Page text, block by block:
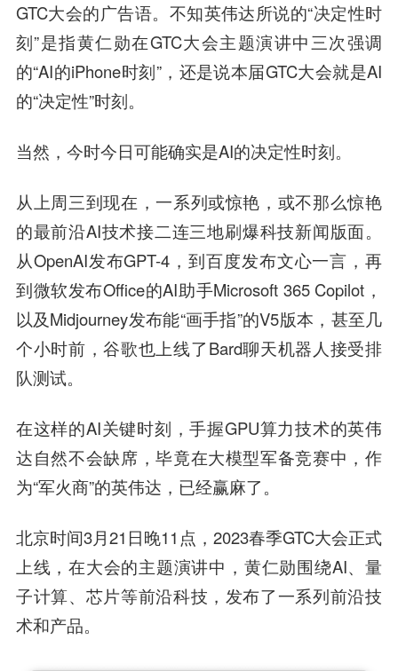
GTC大会的广告语。不知英伟达所说的“决定性时
刻”是指黄仁勋在GTC大会主题演讲中三次强调
的“AI的iPhone时刻”，还是说本届GTC大会就是AI
的“决定性”时刻。
当然，今时今日可能确实是AI的决定性时刻。
从上周三到现在，一系列或惊艳，或不那么惊艳
的最前沿AI技术接二连三地刷爆科技新闻版面。
从OpenAI发布GPT-4，到百度发布文心一言，再
到微软发布Office的AI助手Microsoft 365 Copilot，
以及Midjourney发布能“画手指”的V5版本，甚至几
个小时前，谷歌也上线了Bard聊天机器人接受排
队测试。
在这样的AI关键时刻，手握GPU算力技术的英伟
达自然不会缺席，毕竟在大模型军备竞赛中，作
为“军火商”的英伟达，已经赢麻了。
北京时间3月21日晚11点，2023春季GTC大会正式
上线，在大会的主题演讲中，黄仁勋围绕AI、量
子计算、芯片等前沿科技，发布了一系列前沿技
术和产品。